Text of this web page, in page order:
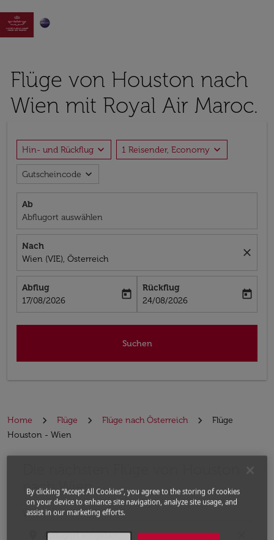

Flüge von Houston nach
Wien mit Royal Air Maroc.
Hin- und Rückflug expand_more 1 Reisender, Economy expand_more
Gutscheincode expand_more
Ab
Abflugort auswählen
Nach
Wien (VIE), Österreich
close
Abflug
fc-booking-departure-date-aria-label
17/08/2026
today
Rückflug
fc-booking-return-date-aria-label
24/08/2026
today
Suchen
Home Flüge Flüge nach Österreich
Flüge
Houston - Wien
nach Wien
Von
By clicking “Accept All Cookies”, you agree to the storing of cookies
on your device to enhance site navigation, analyze site usage, and
assist in our marketing efforts.